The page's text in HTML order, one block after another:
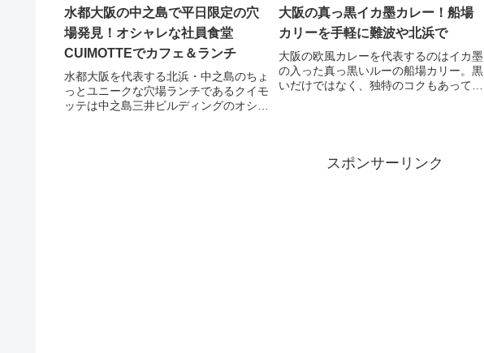
水都大阪の中之島で平日限定の穴
場発見！オシャレな社員食堂
CUIMOTTEでカフェ＆ランチ
水都大阪を代表する北浜・中之島のちょ
っとユニークな穴場ランチであるクイモ
ッテは中之島三井ビルディングのオシャ
大阪の真っ黒イカ墨カレー！船場
カリーを手軽に難波や北浜で
大阪の欧風カレーを代表するのはイカ墨
の入った真っ黒いルーの船場カリー。黒
いだけではなく、独特のコクもあって絶
スポンサーリンク